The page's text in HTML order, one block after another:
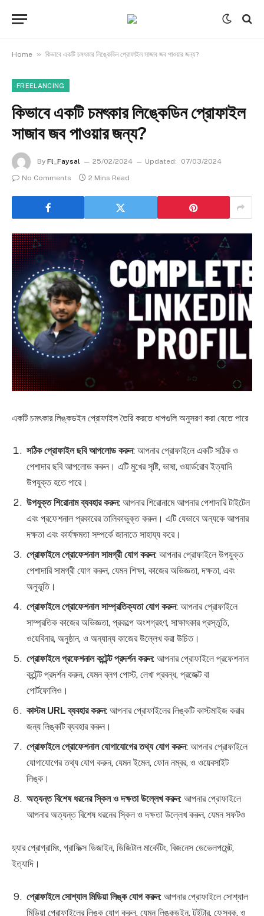
Home » কিভাবে একটি চমৎকার লিঙ্কেডিন প্রোফাইল সাজাব জব পাওয়ার জন্য?
FREELANCING
কিভাবে একটি চমৎকার লিঙ্কেডিন প্রোফাইল
সাজাব জব পাওয়ার জন্য?
By Fl_Faysal 25/02/2024 Updated:
07/03/2024
No Comments
2 Mins Read
একটি চমৎকার লিঙ্কডইন প্রোফাইল তৈরি করতে ধাপগুলি অনুসরণ করা যেতে পারে
সঠিক প্রোফাইল ছবি আপলোড করুন: আপনার প্রোফাইলে একটি সঠিক ও
পেশাদার ছবি আপলোড করুন। এটি মুখের সৃষ্টি, ভাষা, ওয়ার্ডরোব ইত্যাদি
উপযুক্ত হতে পারে।
উপযুক্ত শিরোনাম ব্যবহার করুন: আপনার শিরোনামে আপনার পেশাদারি টাইটেল
এবং প্রফেশনাল প্রকারের তালিকাভুক্ত করুন। এটি যেভাবে অন্যকে আপনার
দক্ষতা এবং কার্যক্ষমতা সম্পর্কে জানাতে সাহায্য করে।
প্রোফাইলে প্রোফেশনাল সামগ্রী যোগ করুন: আপনার প্রোফাইলে উপযুক্ত
পেশাদারি সামগ্রী যোগ করুন, যেমন শিক্ষা, কাজের অভিজ্ঞতা, দক্ষতা, এবং
অনুভূতি।
প্রোফাইলে প্রোফেশনাল সাম্প্রতিক্যতা যোগ করুন: আপনার প্রোফাইলে
সাম্প্রতিক কাজের অভিজ্ঞতা, প্রকল্পে অংশগ্রহণ, সাক্ষাৎকার প্রস্তুতি,
ওয়েবিনার, অনুষ্ঠান, ও অন্যান্য কাজের উল্লেখ করা উচিত।
প্রোফাইলে প্রফেশনাল কন্টেন্ট প্রদর্শন করুন: আপনার প্রোফাইলে প্রফেশনাল
কন্টেন্ট প্রদর্শন করুন, যেমন ব্লগ পোস্ট, লেখা প্রবন্ধ, প্রজেক্ট বা
পোর্টফোলিও।
কাস্টম URL ব্যবহার করুন: আপনার প্রোফাইলের লিঙ্কটি কাস্টমাইজ করার
জন্য লিঙ্কটি ব্যবহার করুন।
প্রোফাইলে প্রোফেশনাল যোগাযোগের তথ্য যোগ করুন: আপনার প্রোফাইলে
যোগাযোগের তথ্য যোগ করুন, যেমন ইমেল, ফোন নম্বর, ও ওয়েবসাইট
লিঙ্ক।
অত্যন্ত বিশেষ ধরনের স্কিল ও দক্ষতা উল্লেখ করুন: আপনার প্রোফাইলে
আপনার অত্যন্ত বিশেষ ধরনের স্কিল ও দক্ষতা উল্লেখ করুন, যেমন সফটও
য়্যার প্রোগ্রামিং, গ্রাফিক্স ডিজাইন, ডিজিটাল মার্কেটিং, বিজনেস ডেভেলপমেন্ট,
ইত্যাদি।
প্রোফাইলে সোশ্যাল মিডিয়া লিঙ্ক যোগ করুন: আপনার প্রোফাইলে সোশ্যাল
মিডিয়া প্রোফাইলের লিঙ্ক যোগ করুন, যেমন লিঙ্কডইন, টুইটার, ফেসবুক, ও